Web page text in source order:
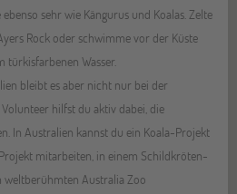
sehr wie Kängurus und Koalas. Zelte
Rock oder schwimme vor der Küste
türkisfarbenen Wasser.
bleibt es aber nicht nur bei der
hilfst du aktiv dabei, die
In Australien kannst du ein Koala-Projekt
mitarbeiten, in einem Schildkröten-
Australia Zoo